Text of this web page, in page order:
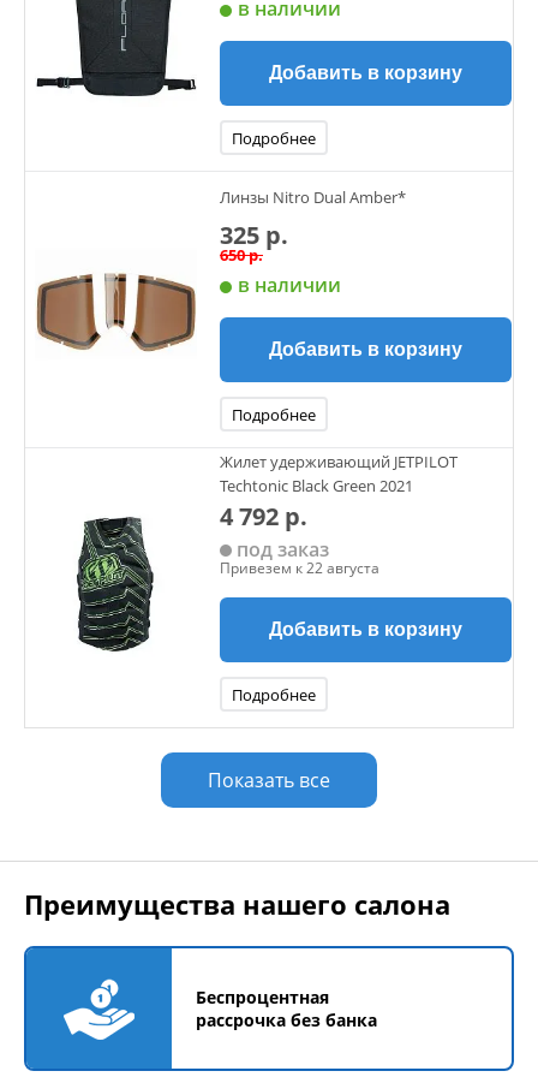
в наличии
Добавить в корзину
Подробнее
Линзы Nitro Dual Amber*
325 р.
650 р.
в наличии
Добавить в корзину
Подробнее
Жилет удерживающий JETPILOT
Techtonic Black Green 2021
4 792 р.
под заказ
Привезем к 22 августа
Добавить в корзину
Подробнее
Показать все
Преимущества нашего салона
Беспроцентная
рассрочка без банка